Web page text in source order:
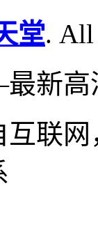
堂. All
新高
联